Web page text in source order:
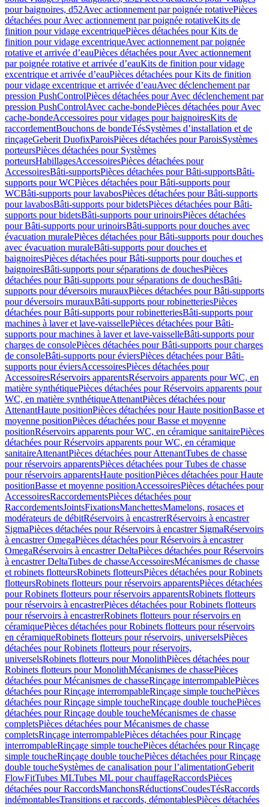
pour baignoires, d52Avec actionnement par poignée rotativePièces
détachées pour Avec actionnement par poignée rotativeKits de
finition pour vidage excentriquePièces détachées pour Kits de
finition pour vidage excentriqueAvec actionnement par poignée
rotative et arrivée d’eauPièces détachées pour Avec actionnement
par poignée rotative et arrivée d’eauKits de finition pour vidage
excentrique et arrivée d’eauPièces détachées pour Kits de finition
pour vidage excentrique et arrivée d’eauAvec déclenchement par
pression PushControlPièces détachées pour Avec déclenchement par
pression PushControlAvec cache-bondePièces détachées pour Avec
cache-bondeAccessoires pour vidages pour baignoiresKits de
raccordementBouchons de bondeTésSystèmes d’installation et de
rinçageGeberit DuofixParoisPièces détachées pour ParoisSystèmes
porteursPièces détachées pour Systèmes
porteursHabillagesAccessoiresPièces détachées pour
AccessoiresBâti-supportsPièces détachées pour Bâti-supportsBâti-
supports pour WCPièces détachées pour Bâti-supports pour
WCBâti-supports pour lavabosPièces détachées pour Bâti-supports
pour lavabosBâti-supports pour bidetsPièces détachées pour Bâti-
supports pour bidetsBâti-supports pour urinoirsPièces détachées
pour Bâti-supports pour urinoirsBâti-supports pour douches avec
évacuation muralePièces détachées pour Bâti-supports pour douches
avec évacuation muraleBâti-supports pour douches et
baignoiresPièces détachées pour Bâti-supports pour douches et
baignoiresBâti-supports pour séparations de douchesPièces
détachées pour Bâti-supports pour séparations de douchesBâti-
supports pour déversoirs murauxPièces détachées pour Bâti-supports
pour déversoirs murauxBâti-supports pour robinetteriesPièces
détachées pour Bâti-supports pour robinetteriesBâti-supports pour
machines à laver et lave-vaissellePièces détachées pour Bâti-
supports pour machines à laver et lave-vaisselleBâti-supports pour
charges de consolePièces détachées pour Bâti-supports pour charges
de consoleBâti-supports pour éviersPièces détachées pour Bâti-
supports pour éviersAccessoiresPièces détachées pour
AccessoiresRéservoirs apparentsRéservoirs apparents pour WC, en
matière synthétiquePièces détachées pour Réservoirs apparents pour
WC, en matière synthétiqueAttenantPièces détachées pour
AttenantHaute positionPièces détachées pour Haute positionBasse et
moyenne positionPièces détachées pour Basse et moyenne
positionRéservoirs apparents pour WC, en céramique sanitairePièces
détachées pour Réservoirs apparents pour WC, en céramique
sanitaireAttenantPièces détachées pour AttenantTubes de chasse
pour réservoirs apparentsPièces détachées pour Tubes de chasse
pour réservoirs apparentsHaute positionPièces détachées pour Haute
positionBasse et moyenne positionAccessoiresPièces détachées pour
AccessoiresRaccordementsPièces détachées pour
RaccordementsJointsFixationsManchettesMamelons, rosaces et
modérateurs de débitRéservoirs à encastrerRéservoirs à encastrer
SigmaPièces détachées pour Réservoirs à encastrer SigmaRéservoirs
à encastrer OmegaPièces détachées pour Réservoirs à encastrer
OmegaRéservoirs à encastrer DeltaPièces détachées pour Réservoirs
à encastrer DeltaTubes de chasseAccessoiresMécanismes de chasse
et robinets flotteursRobinets flotteursPièces détachées pour Robinets
flotteursRobinets flotteurs pour réservoirs apparentsPièces détachées
pour Robinets flotteurs pour réservoirs apparentsRobinets flotteurs
pour réservoirs à encastrerPièces détachées pour Robinets flotteurs
pour réservoirs à encastrerRobinets flotteurs pour réservoirs en
céramiquePièces détachées pour Robinets flotteurs pour réservoirs
en céramiqueRobinets flotteurs pour réservoirs, universelsPièces
détachées pour Robinets flotteurs pour réservoirs,
universelsRobinets flotteurs pour MonolithPièces détachées pour
Robinets flotteurs pour MonolithMécanismes de chassePièces
détachées pour Mécanismes de chasseRinçage interrompablePièces
détachées pour Rinçage interrompableRinçage simple touchePièces
détachées pour Rinçage simple toucheRinçage double touchePièces
détachées pour Rinçage double toucheMécanismes de chasse
completsPièces détachées pour Mécanismes de chasse
completsRinçage interrompablePièces détachées pour Rinçage
interrompableRinçage simple touchePièces détachées pour Rinçage
simple toucheRinçage double touchePièces détachées pour Rinçage
double toucheSystèmes de canalisation pour l’alimentationGeberit
FlowFitTubes MLTubes ML pour chauffageRaccordsPièces
détachées pour RaccordsManchonsRéductionsCoudesTésRaccords
indémontablesTransitions et raccords, démontablesPièces détachées